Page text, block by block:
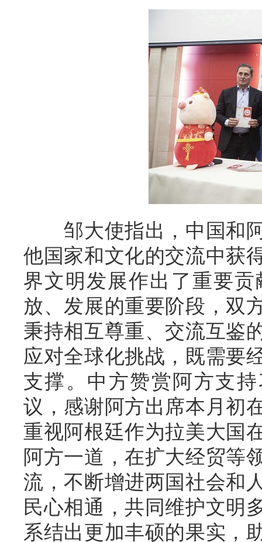
邹大使指出，中国和阿
他国家和文化的交流中获
界文明发展作出了重要
放、发展的重要阶段，双
秉持相互尊重、交流互鉴
应对全球化挑战，既需要
支撑。中方赞赏阿方支
议，感谢阿方出席本月初
重视阿根廷作为拉美大国
阿方一道，在扩大经贸等
流，不断增进两国社会和
民心相通，共同维护文明
系结出更加丰硕的果实，